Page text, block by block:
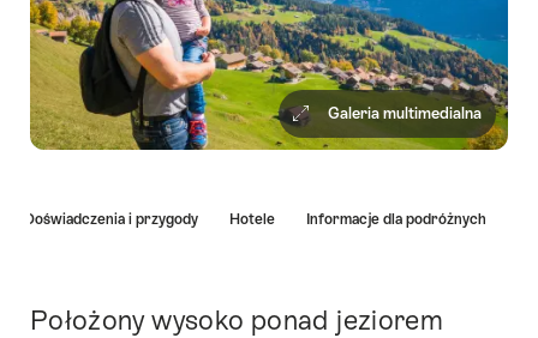
Galeria multimedialna
Doświadczenia i przygody Hotele Informacje dla podróżnych
Intro
Położony wysoko ponad jeziorem